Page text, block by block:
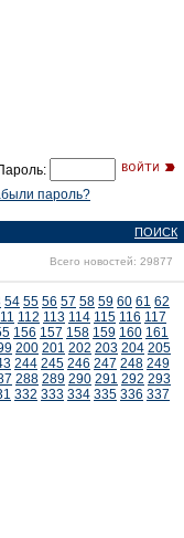
пароль?
ПОИСК
Всего новостей: 29877
54 55 56 57 58 59 60 61 62
112 113 114 115 116 117
156 157 158 159 160 161
200 201 202 203 204 205
244 245 246 247 248 249
288 289 290 291 292 293
332 333 334 335 336 337